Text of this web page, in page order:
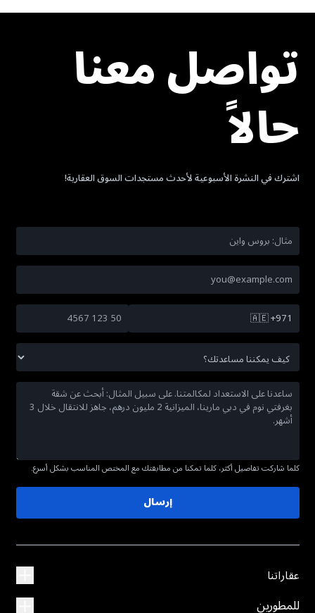
تواصل معنا
حالاً
اشترك في النشرة الأسبوعية لأحدث مستجدات السوق العقارية!
🇦🇪+971
كلما شاركت تفاصيل أكثر، كلما تمكنا من مطابقتك مع المختص المناسب بشكل أسرع.
إرسال
عقاراتنا
للمطورين